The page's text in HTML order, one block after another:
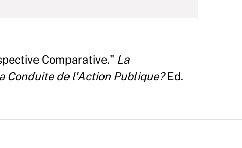
Comparative." La
Conduite de l'Action Publique?Ed.